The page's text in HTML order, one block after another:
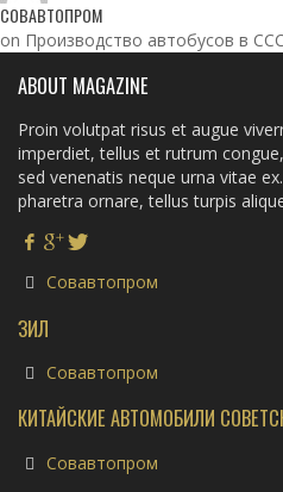
СОВАВТОПРОМ
on Производство автобусов в
ABOUT MAGAZINE
Proin volutpat risus et augue
imperdiet, tellus et rutrum
sed venenatis neque urna vitae
pharetra ornare, tellus turpis
Совавтопром
ЗИЛ
Совавтопром
КИТАЙСКИЕ АВТОМОБИЛИ
Совавтопром